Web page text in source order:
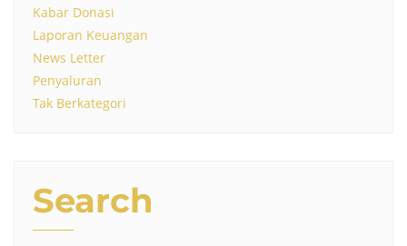
Kabar Donasi
Laporan Keuangan
News Letter
Penyaluran
Tak Berkategori
Search